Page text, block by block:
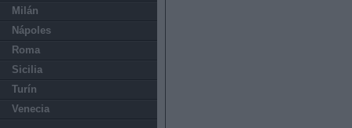
Milán
Nápoles
Roma
Sicilia
Turín
Venecia